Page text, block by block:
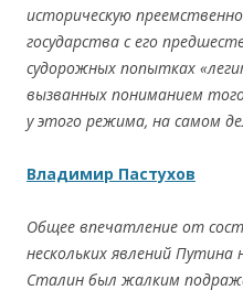
историческую
государства с его
судорожных попытках
вызванных пониманием
у этого режима, на самом
Владимир Пастухов
Общее впечатление от
нескольких явлений Путина
Сталин был жалким